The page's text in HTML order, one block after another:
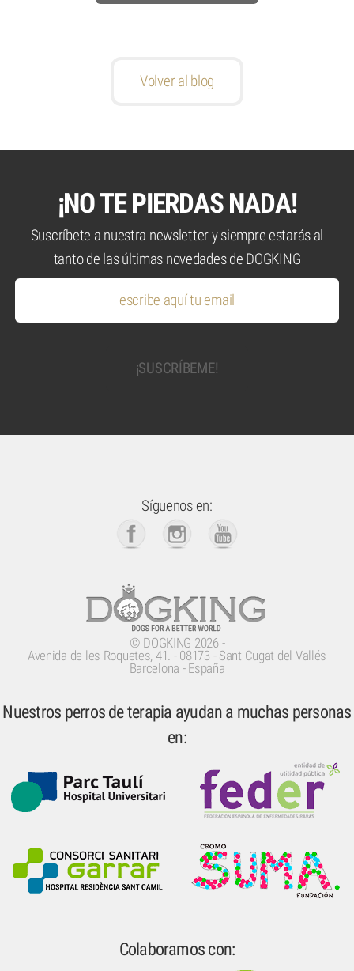
Volver al blog
¡NO TE PIERDAS NADA!
Suscríbete a nuestra newsletter y siempre estarás al
tanto de las últimas novedades de DOGKING
Síguenos en:
© DOGKING 2026 -
Avenida de les Roquetes, 41. - 08173 - Sant Cugat del Vallés
Barcelona - España
Nuestros perros de terapia ayudan a muchas personas
en:
Colaboramos con: